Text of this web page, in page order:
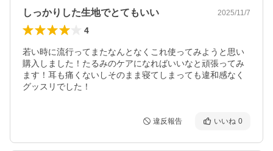
しっかりした生地でとてもいい 2025/11/7
4
若い時に流行ってまたなんとなくこれ使ってみようと思い
購入しました！たるみのケアになればいいなと頑張ってみ
ます！耳も痛くないしそのまま寝てしまっても違和感なく
グッスリでした！
違反報告 いいね 0